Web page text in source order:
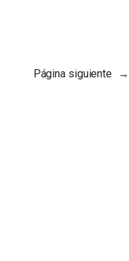
Página siguiente →